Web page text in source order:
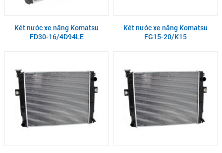
Két nước xe nâng Komatsu
FD30-16/4D94LE
Két nước xe nâng Komatsu
FG15-20/K15